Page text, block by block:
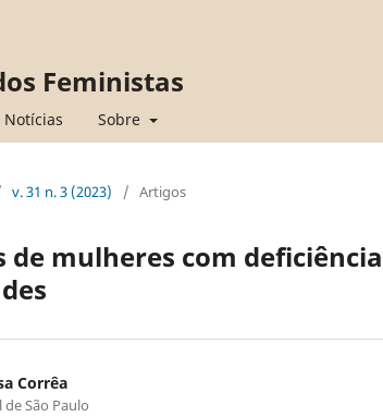
Feministas
Notícias Sobre
v. 31 n. 3 (2023) / Artigos
mulheres com
Corrêa
São Paulo